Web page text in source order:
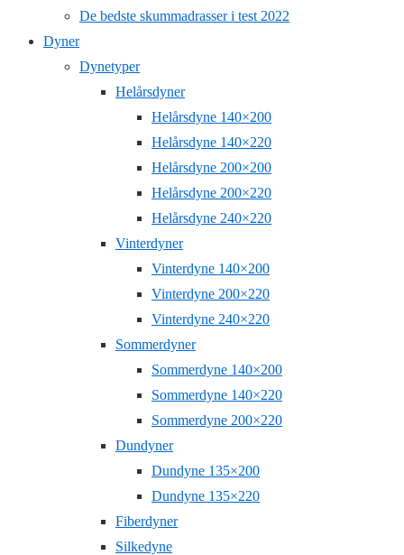
De bedste skummadrasser i test 2022
Dyner
Dynetyper
Helårsdyner
Helårsdyne 140×200
Helårsdyne 140×220
Helårsdyne 200×200
Helårsdyne 200×220
Helårsdyne 240×220
Vinterdyner
Vinterdyne 140×200
Vinterdyne 200×220
Vinterdyne 240×220
Sommerdyner
Sommerdyne 140×200
Sommerdyne 140×220
Sommerdyne 200×220
Dundyner
Dundyne 135×200
Dundyne 135×220
Fiberdyner
Silkedyne